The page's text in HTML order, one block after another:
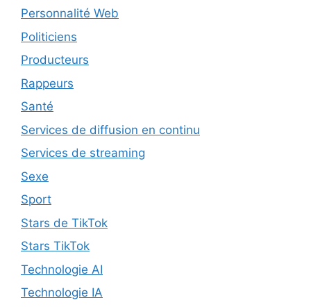
Personnalité Web
Politiciens
Producteurs
Rappeurs
Santé
Services de diffusion en continu
Services de streaming
Sexe
Sport
Stars de TikTok
Stars TikTok
Technologie AI
Technologie IA